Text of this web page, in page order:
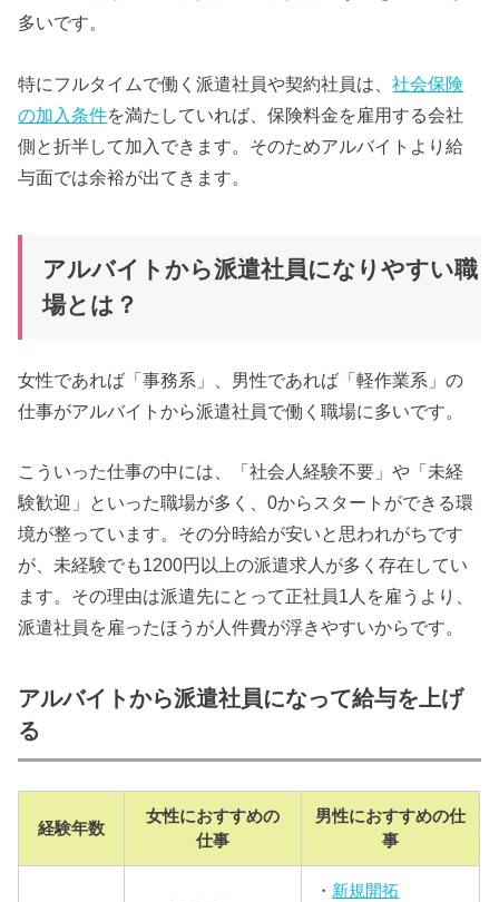
多いです。
特にフルタイムで働く派遣社員や契約社員は、社会保険
の加入条件を満たしていれば、保険料金を雇用する会社
側と折半して加入できます。そのためアルバイトより給
与面では余裕が出てきます。
アルバイトから派遣社員になりやすい職
場とは？
女性であれば「事務系」、男性であれば「軽作業系」の
仕事がアルバイトから派遣社員で働く職場に多いです。
こういった仕事の中には、「社会人経験不要」や「未経
験歓迎」といった職場が多く、0からスタートができる環
境が整っています。その分時給が安いと思われがちです
が、未経験でも1200円以上の派遣求人が多く存在してい
ます。その理由は派遣先にとって正社員1人を雇うより、
派遣社員を雇ったほうが人件費が浮きやすいからです。
アルバイトから派遣社員になって給与を上げ
る
経験年数
女性におすすめの
仕事
男性におすすめの仕
事
・ 新規開拓